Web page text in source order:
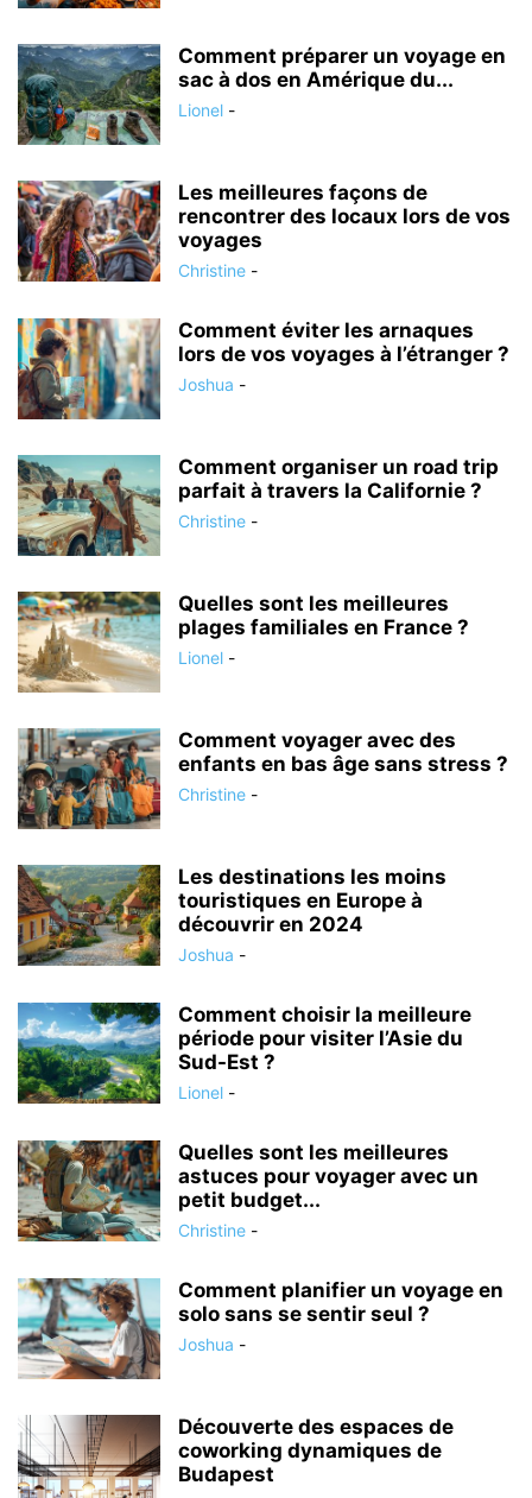
Comment préparer un voyage en
sac à dos en Amérique du...
Lionel -
Les meilleures façons de
rencontrer des locaux lors de vos
voyages
Christine -
Comment éviter les arnaques
lors de vos voyages à l’étranger ?
Joshua -
Comment organiser un road trip
parfait à travers la Californie ?
Christine -
Quelles sont les meilleures
plages familiales en France ?
Lionel -
Comment voyager avec des
enfants en bas âge sans stress ?
Christine -
Les destinations les moins
touristiques en Europe à
découvrir en 2024
Joshua -
Comment choisir la meilleure
période pour visiter l’Asie du
Sud-Est ?
Lionel -
Quelles sont les meilleures
astuces pour voyager avec un
petit budget...
Christine -
Comment planifier un voyage en
solo sans se sentir seul ?
Joshua -
Découverte des espaces de
coworking dynamiques de
Budapest